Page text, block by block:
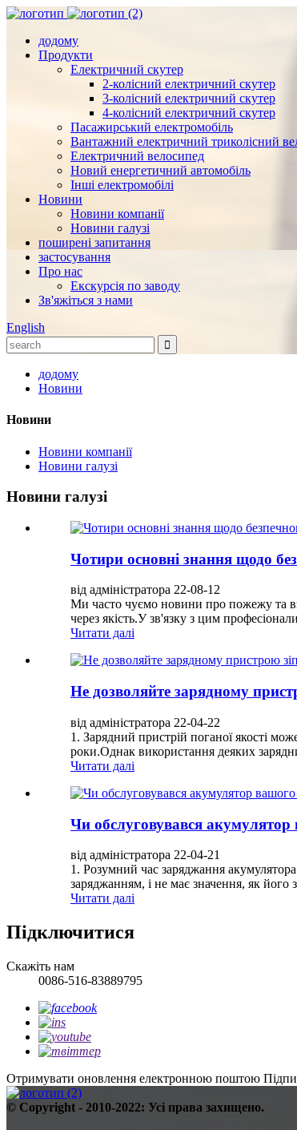
додому
Продукти
Електричний скутер
2-колісний електричний скутер
3-колісний електричний скутер
4-колісний електричний скутер
Пасажирський електромобіль
Вантажний електричний триколісний
Електричний велосипед
Новий енергетичний автомобіль
Інші електромобілі
Новини
Новини компанії
Новини галузі
поширені запитання
застосування
Про нас
Екскурсія по заводу
Зв'яжіться з нами
English
додому
Новини
Новини
Новини компанії
Новини галузі
Новини галузі
Чотири основні знання щодо
від адміністратора 22-08-12
Ми часто чуємо новини про пожежу та
через якість.У зв'язку з цим
Читати далі
Не дозволяйте зарядному
від адміністратора 22-04-22
1. Зарядний пристрій поганої якості
роки.Однак використання деяких
Читати далі
Чи обслуговувався
від адміністратора 22-04-21
1. Розумний час заряджання
заряджанням, і не має значення, як
Читати далі
Підключитися
Скажіть нам
0086-516-83889795
Отримувати оновлення електронною поштою
© Copyright - 2010-2022: Усі права захищено.